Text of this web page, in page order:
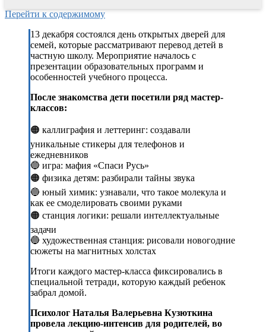
Перейти к содержимому
13 декабря состоялся день открытых дверей для
семей, которые рассматривают перевод детей в
частную школу. Мероприятие началось с
презентации образовательных программ и
особенностей учебного процесса.
После знакомства дети посетили ряд мастер-
классов:
🟠 каллиграфия и леттеринг: создавали
уникальные стикеры для телефонов и
ежедневников
🔵 игра: мафия «Спаси Русь»
🟠 физика детям: разбирали тайны звука
🔵 юный химик: узнавали, что такое молекула и
как ее смоделировать своими руками
🟠 станция логики: решали интеллектуальные
задачи
🔵 художественная станция: рисовали новогодние
сюжеты на магнитных холстах
Итоги каждого мастер-класса фиксировались в
специальной тетради, которую каждый ребенок
забрал домой.
Психолог Наталья Валерьевна Кузюткина
провела лекцию-интенсив для родителей, во